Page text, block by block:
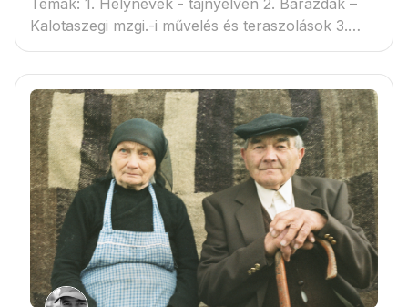
Témák: 1. Helynevek - tájnyelven 2. Barázdák –
Kalotaszegi mzgi.-i művelés és teraszolások 3.
Agroteraszok – teraszolás a világból 4. Táj-, és
kerttörténeti korszakok terepalakítása 5. XX. Sz.-i
terepplasztikák (I. Noguchi és L. Halprin
művészete részletesen) 6. Kortárs tájépítészeti
design